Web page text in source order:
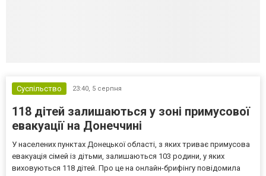
Суспільство 23:40, 5 серпня
118 дітей залишаються у зоні примусової
евакуації на Донеччині
У населених пунктах Донецької області, з яких триває примусова
евакуація сімей із дітьми, залишаються 103 родини, у яких
виховуються 118 дітей. Про це на онлайн-брифінгу повідомила